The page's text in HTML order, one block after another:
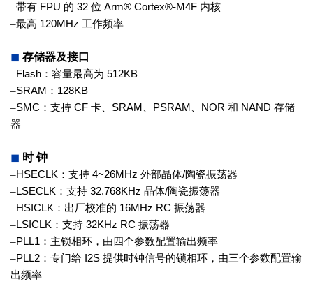
–带有 FPU 的 32 位 Arm® Cortex®-M4F 内核
–最高 120MHz 工作频率
◼ 存储器及接口
–Flash ：容量最高为 512KB
–SRAM ： 128KB
–SMC ：支持 CF 卡、 SRAM PSRAM NOR 和 NAND 存储
器
◼ 时 钟
–HSECLK ：支持 4~26MHz 外部晶体/陶瓷振荡器
–LSECLK ：支持 32.768KHz 晶体/陶瓷振荡器
–HSICLK ：出厂校准的 16MHz RC 振荡器
–LSICLK ：支持 32KHz RC 振荡器
–PLL1 ：主锁相环，由四个参数配置输出频率
–PLL2 ：专门给 I2S 提供时钟信号的锁相环，由三个参数配置输
出频率